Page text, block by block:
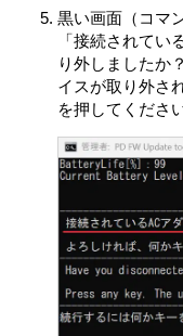
別途VAIOが付属
諾ソフトウェ
ウェアから分離
お客さまは、許
三者の著作権等
いものとします
お客さまは、許
ことはできませ
許諾ソフトウェ
動的に許諾ソフ
を作成する場合
イルは許諾ソフ
黒い画面（コマ
「接続されてい
り外しましたか
イスが取り外さ
を押してください